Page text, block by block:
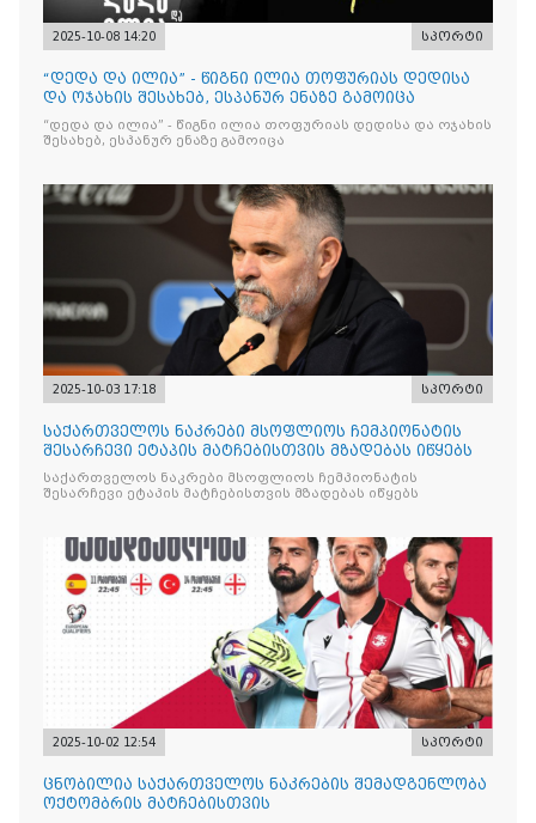
2025-10-08 14:20 სპორტი
“დედა და ილია” - წიგნი ილია თოფურიას დედისა
და ოჯახის შესახებ, ესპანურ ენაზე გამოიცა
“დედა და ილია” - წიგნი ილია თოფურიას დედისა და ოჯახის
შესახებ, ესპანურ ენაზე გამოიცა
2025-10-03 17:18 სპორტი
საქართველოს ნაკრები მსოფლიოს ჩემპიონატის
შესარჩევი ეტაპის მატჩებისთვის მზადებას იწყებს
საქართველოს ნაკრები მსოფლიოს ჩემპიონატის
შესარჩევი ეტაპის მატჩებისთვის მზადებას იწყებს
2025-10-02 12:54 სპორტი
ცნობილია საქართველოს ნაკრების შემადგენლობა
ოქტომბრის მატჩებისთვის